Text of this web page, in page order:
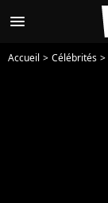
menu
Accueil Célébrités